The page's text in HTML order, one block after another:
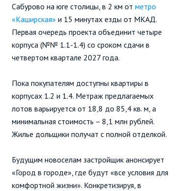
Сабурово на юге столицы, в 2 км от метро
«Каширская» и 15 минутах езды от МКАД.
Первая очередь проекта объединит четыре
корпуса (№№ 1.1-1.4) со сроком сдачи в
четвертом квартале 2027 года.
Пока покупателям доступны квартиры в
корпусах 1.2 и 1.4. Метраж предлагаемых
лотов варьируется от 18,8 до 85,4 кв. м, а
минимальная стоимость – 8,1 млн рублей.
Жилье дольщики получат с полной отделкой.
Будущим новоселам застройщик анонсирует
«Город в городе», где будут «все условия для
комфортной жизни». Конкретизируя, в